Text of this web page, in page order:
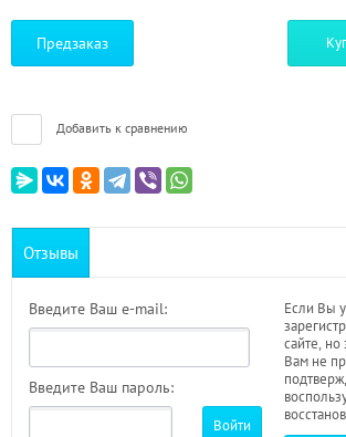
Предзаказ
Добавить к сравнению
Отзывы
Введите Ваш e-mail:
Введите Ваш пароль:
Войти
Если Вы
сайте,
Вам не